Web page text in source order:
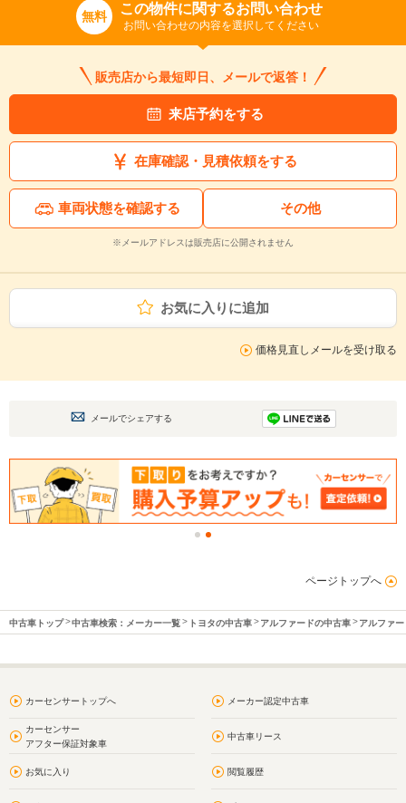
無料 この物件に関するお問い合わせ
お問い合わせの内容を選択してください
販売店から最短即日、メールで返答！
来店予約をする
在庫確認・見積依頼をする
車両状態を確認する その他
※メールアドレスは販売店に公開されません
お気に入りに追加
価格見直しメールを受け取る
メールでシェアする
ページトップへ
中古車トップ 中古車検索：メーカー一覧 トヨタの中古車 アルファードの中古車 アルファ
カーセンサートップへ メーカー認定中古車
カーセンサー
アフター保証対象車
中古車リース
お気に入り 閲覧履歴